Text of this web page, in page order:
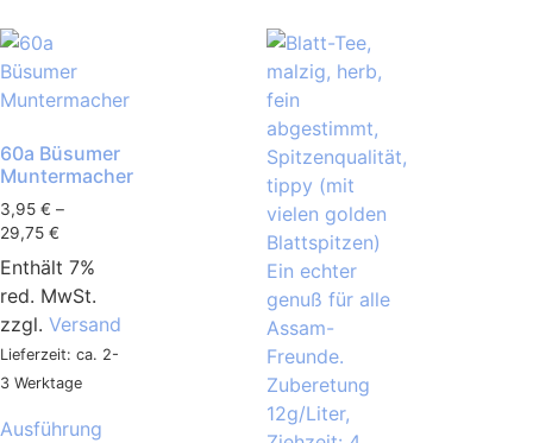
60a Büsumer
Muntermacher
3,95 € –
29,75 €
Enthält 7%
red. MwSt.
zzgl. Versand
Lieferzeit: ca. 2-
3 Werktage
Ausführung